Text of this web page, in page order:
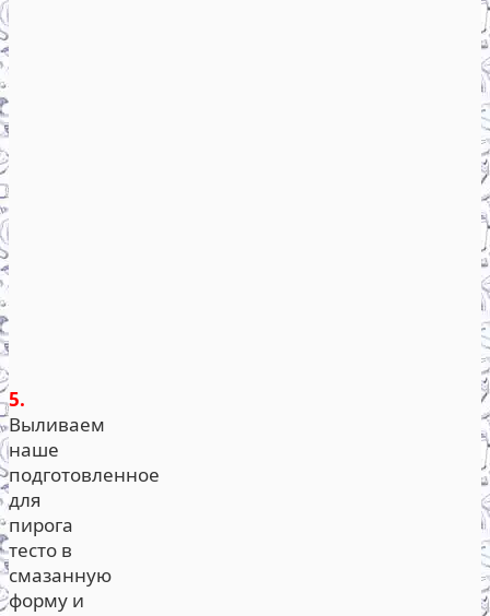
5.
Выливаем
наше
подготовленное
для
пирога
тесто в
смазанную
форму и